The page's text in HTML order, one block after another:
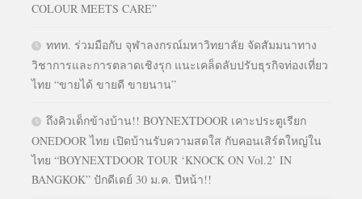
COLOUR MEETS CARE”
ททท. ร่วมมือกับ จุฬาลงกรณ์มหาวิทยาลัย จัดสัมมนาทาง
วิชาการและการตลาดเชิงรุก แนะเคล็ดลับปรับธุรกิจท่องเที่ยว
ไทย “ขายได้ ขายดี ขายนาน”
ถึงคิวเด็กข้างบ้าน!! BOYNEXTDOOR เคาะประตูเรียก
ONEDOOR ไทย เปิดบ้านรับความสดใส กับคอนเสิร์ตใหญ่ใน
ไทย “BOYNEXTDOOR TOUR ‘KNOCK ON Vol.2’ IN
BANGKOK” ปักดีเดย์ 30 ม.ค. ปีหน้า!!